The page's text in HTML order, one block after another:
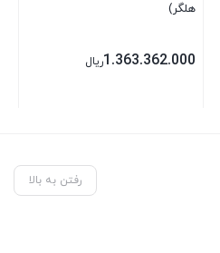
هلگر)
1.363.362.000ریال
رفتن به بالا